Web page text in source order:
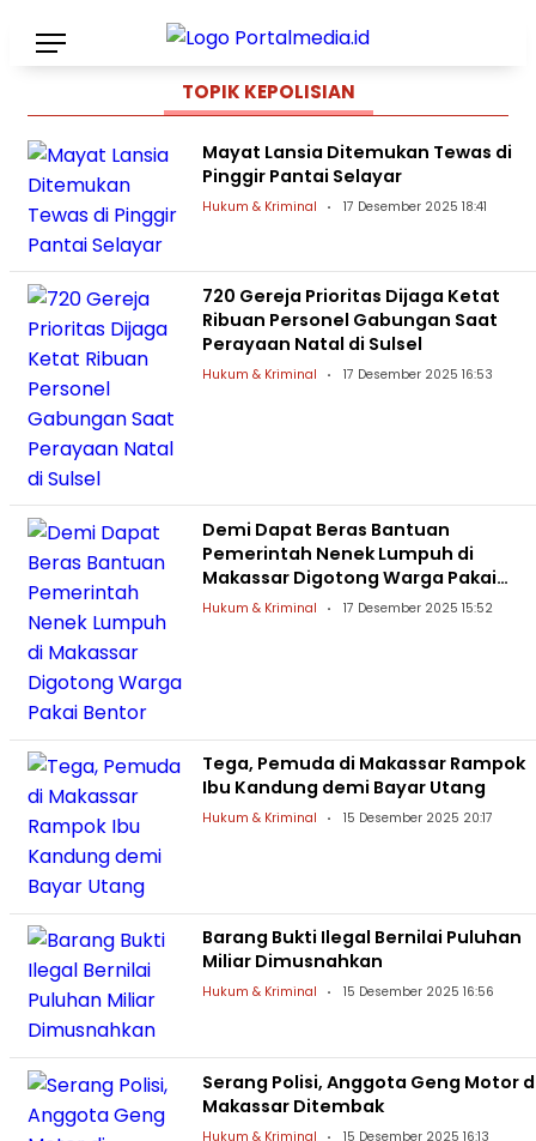
TOPIK KEPOLISIAN
Mayat Lansia Ditemukan Tewas di
Pinggir Pantai Selayar
Hukum & Kriminal 17 Desember 2025 18:41
720 Gereja Prioritas Dijaga Ketat
Ribuan Personel Gabungan Saat
Perayaan Natal di Sulsel
Hukum & Kriminal 17 Desember 2025 16:53
Demi Dapat Beras Bantuan
Pemerintah Nenek Lumpuh di
Makassar Digotong Warga Pakai
Bentor
Hukum & Kriminal 17 Desember 2025 15:52
Tega, Pemuda di Makassar Rampok
Ibu Kandung demi Bayar Utang
Hukum & Kriminal 15 Desember 2025 20:17
Barang Bukti Ilegal Bernilai Puluhan
Miliar Dimusnahkan
Hukum & Kriminal 15 Desember 2025 16:56
Serang Polisi, Anggota Geng Motor
Makassar Ditembak
Hukum & Kriminal 15 Desember 2025 16:13